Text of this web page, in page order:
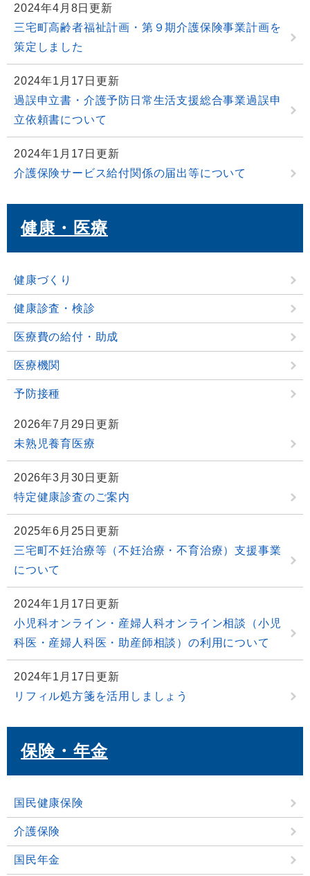
2024年4月8日更新
三宅町高齢者福祉計画・第９期介護保険事業計画を
策定しました
2024年1月17日更新
過誤申立書・介護予防日常生活支援総合事業過誤申
立依頼書について
2024年1月17日更新
介護保険サービス給付関係の届出等について
健康・医療
健康づくり
健康診査・検診
医療費の給付・助成
医療機関
予防接種
2026年7月29日更新
未熟児養育医療
2026年3月30日更新
特定健康診査のご案内
2025年6月25日更新
三宅町不妊治療等（不妊治療・不育治療）支援事業
について
2024年1月17日更新
小児科オンライン・産婦人科オンライン相談（小児
科医・産婦人科医・助産師相談）の利用について
2024年1月17日更新
リフィル処方箋を活用しましょう
保険・年金
国民健康保険
介護保険
国民年金